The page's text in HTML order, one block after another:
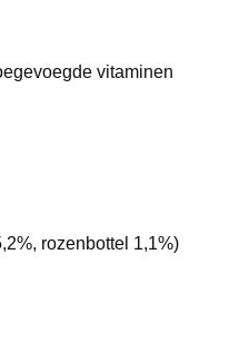
vitaminen
rozenbottel 1,1%)